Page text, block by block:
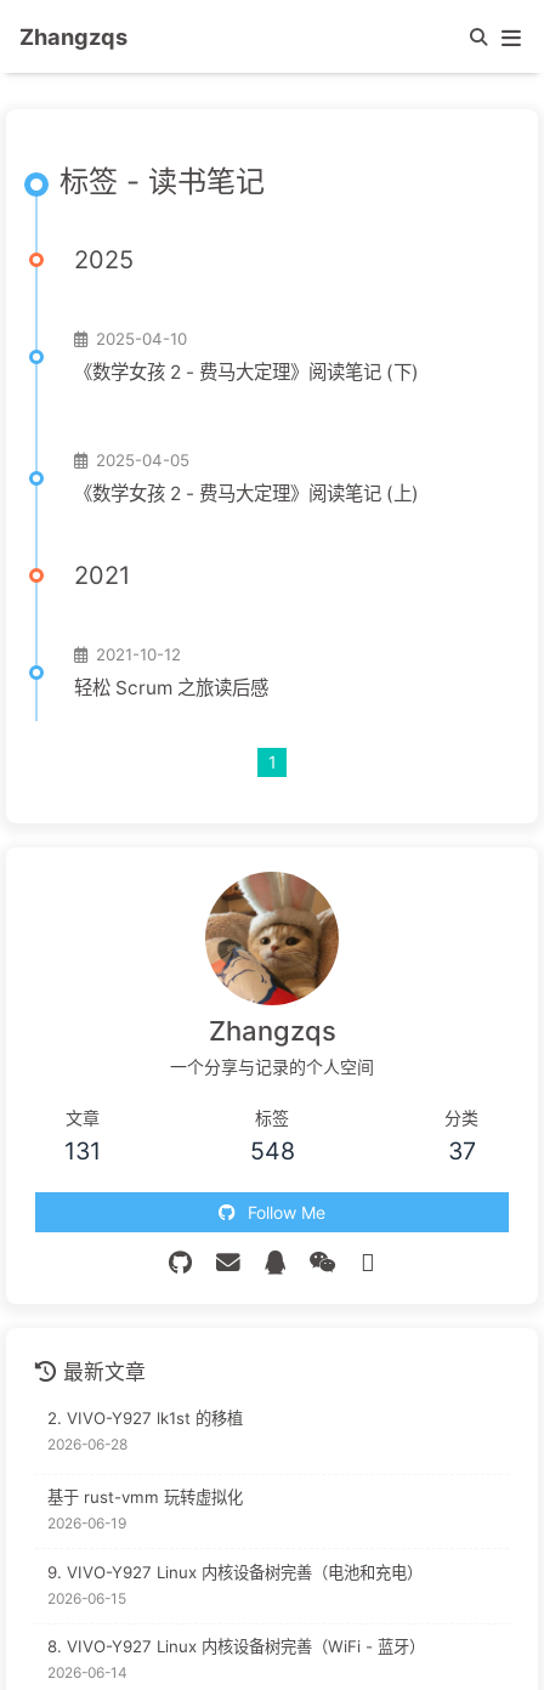
Zhangzqs
标签 - 读书笔记
2025
2025-04-10
《数学女孩 2 - 费马大定理》阅读笔记 (下)
2025-04-05
《数学女孩 2 - 费马大定理》阅读笔记 (上)
2021
2021-10-12
轻松 Scrum 之旅读后感
1
Zhangzqs
一个分享与记录的个人空间
文章
131
标签
548
分类
37
Follow Me
最新文章
2. VIVO-Y927 lk1st 的移植
2026-06-28
基于 rust-vmm 玩转虚拟化
2026-06-19
9. VIVO-Y927 Linux 内核设备树完善（电池和充电）
2026-06-15
8. VIVO-Y927 Linux 内核设备树完善（WiFi - 蓝牙）
2026-06-14